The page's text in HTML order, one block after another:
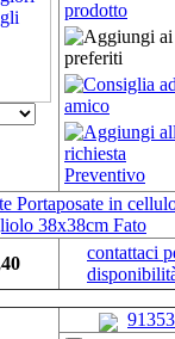
Portaposate in
38x38cm Fato
contattaci
91353